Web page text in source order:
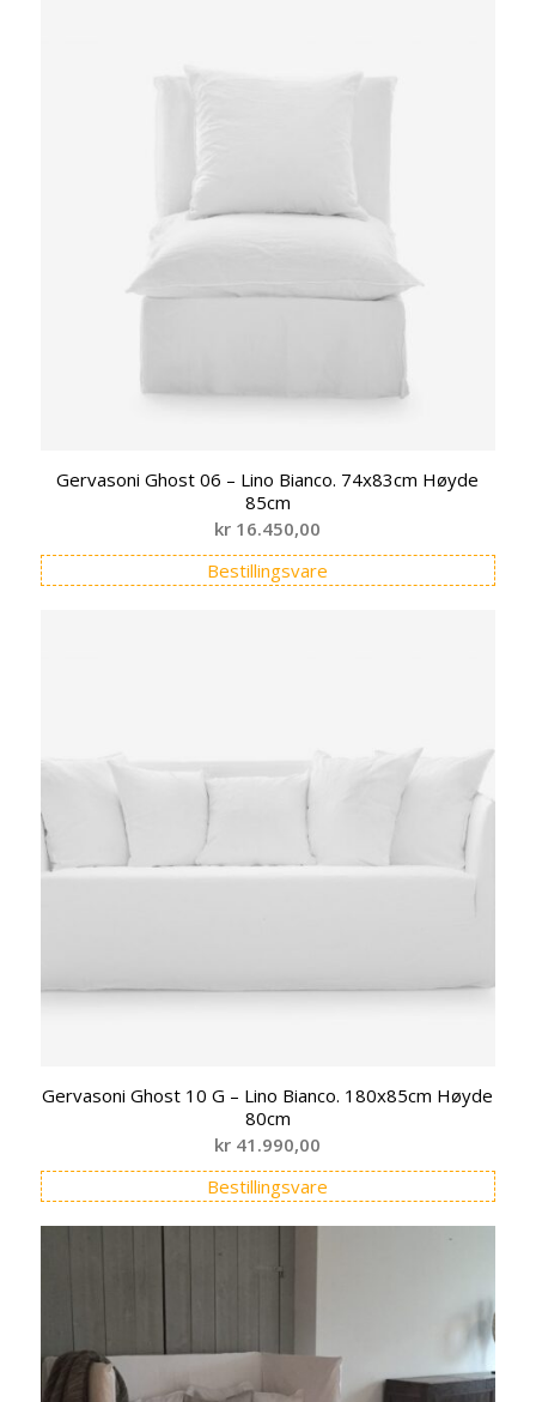
Gervasoni Ghost 06 – Lino Bianco. 74x83cm Høyde
85cm
kr 16.450,00
Bestillingsvare
Gervasoni Ghost 10 G – Lino Bianco. 180x85cm Høyde
80cm
kr 41.990,00
Bestillingsvare